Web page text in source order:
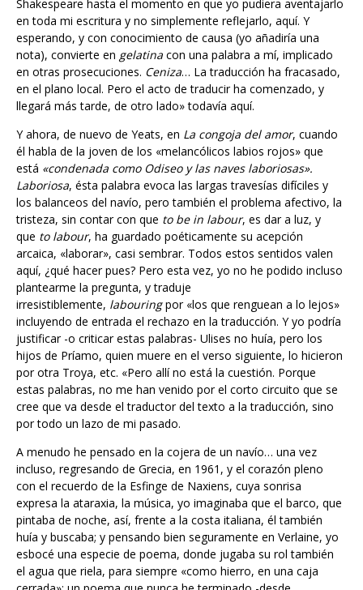
en toda mi escritura y no simplemente reflejarlo, aquí. Y
esperando, y con conocimiento de causa (yo añadiría una
nota), convierte engelatinacon una palabra a mí, implicado
en otras prosecuciones.Ceniza… La traducción ha fracasado,
en el plano local. Pero el acto de traducir ha comenzado, y
llegará más tarde, de otro lado» todavía aquí.
Y ahora, de nuevo de Yeats, en
La congoja del amor
él habla de la joven de los «melancólicos labios rojos» que
está«condenada como Odiseo y las naves laboriosas».
Laboriosa, ésta palabra evoca las largas travesías difíciles y
los balanceos del navío, pero también el problema afectivo, la
tristeza, sin contar con queto be in labour, es dar a luz, y
queto labour, ha guardado poéticamente su acepción
arcaica, «laborar», casi sembrar. Todos estos sentidos valen
aquí, ¿qué hacer pues? Pero esta vez, yo no he podido incluso
plantearme la pregunta, y traduje
irresistiblemente,labouringpor «los que renguean a lo lejos»
incluyendo de entrada el rechazo en la traducción. Y yo podría
justificar -o criticar estas palabras- Ulises no huía, pero los
hijos de Príamo, quien muere en el verso siguiente, lo hicieron
por otra Troya, etc. «Pero allí no está la cuestión. Porque
estas palabras, no me han venido por el corto circuito que se
cree que va desde el traductor del texto a la traducción, sino
por todo un lazo de mi pasado.
A menudo he pensado en la cojera de un navío… una vez
incluso, regresando de Grecia, en 1961, y el corazón pleno
con el recuerdo de la Esfinge de Naxiens, cuya sonrisa
expresa la ataraxia, la música, yo imaginaba que el barco, que
pintaba de noche, así, frente a la costa italiana, él también
huía y buscaba; y pensando bien seguramente en Verlaine, yo
esbocé una especie de poema, donde jugaba su rol también
el agua que riela, para siempre «como hierro, en una caja
cerrada»: un poema que nunca he terminado -desde